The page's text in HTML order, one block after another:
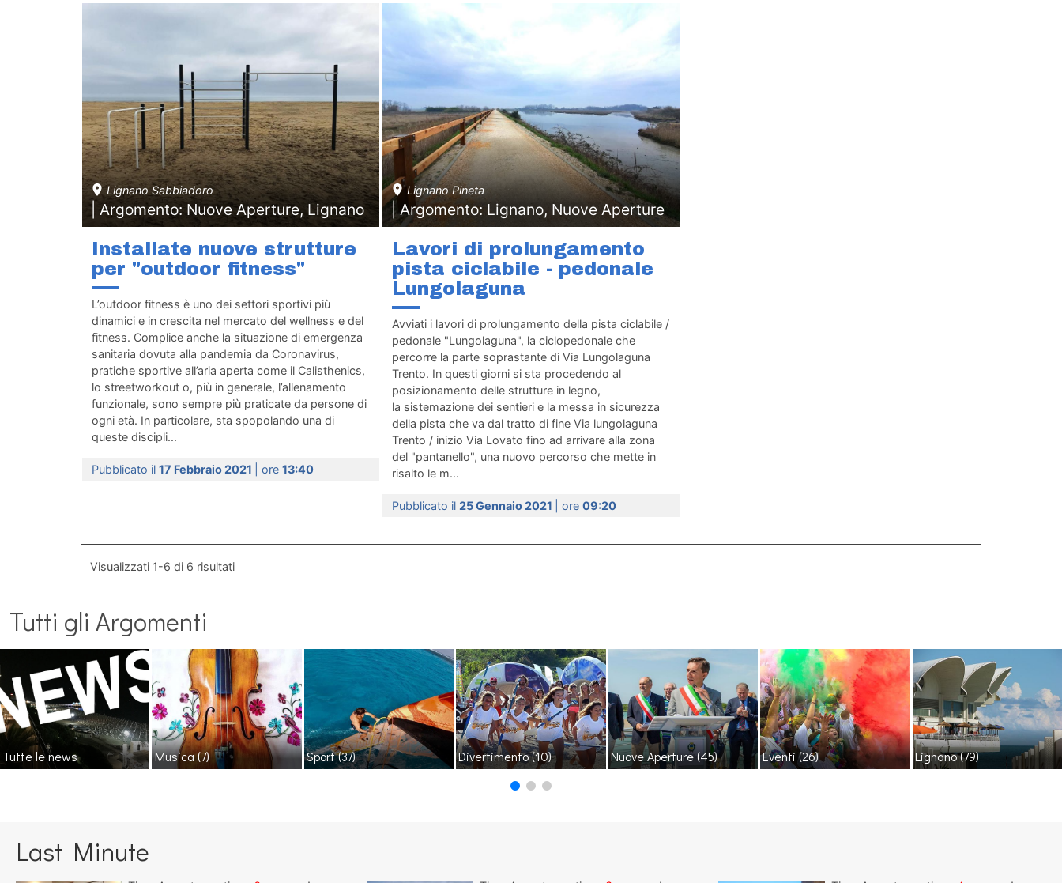
Lignano Sabbiadoro
| Argomento: Nuove Aperture, Lignano
Installate nuove strutture
per "outdoor fitness"
L’outdoor fitness è uno dei settori sportivi più
dinamici e in crescita nel mercato del wellness e del
fitness. Complice anche la situazione di emergenza
sanitaria dovuta alla pandemia da Coronavirus,
pratiche sportive all’aria aperta come il Calisthenics,
lo streetworkout o, più in generale, l’allenamento
funzionale, sono sempre più praticate da persone di
ogni età. In particolare, sta spopolando una di
queste discipli...
Pubblicato il 17 Febbraio 2021 | ore 13:40
Lignano Pineta
| Argomento: Lignano, Nuove Aperture
Lavori di prolungamento
pista ciclabile - pedonale
Lungolaguna
Avviati i lavori di prolungamento della pista ciclabile /
pedonale "Lungolaguna", la ciclopedonale che
percorre la parte soprastante di Via Lungolaguna
Trento. In questi giorni si sta procedendo al
posizionamento delle strutture in legno,
la sistemazione dei sentieri e la messa in sicurezza
della pista che va dal tratto di fine Via lungolaguna
Trento / inizio Via Lovato fino ad arrivare alla zona
del "pantanello", una nuovo percorso che mette in
risalto le m...
Pubblicato il 25 Gennaio 2021 | ore 09:20
Visualizzati 1-6 di 6 risultati
Tutti gli Argomenti
Tutte le news Musica(7) Sport(37) Divertimento(10) Nuove Aperture(45) Eventi(26) Lignano(79)
Last Minute